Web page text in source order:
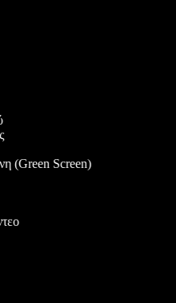
(Green Screen)